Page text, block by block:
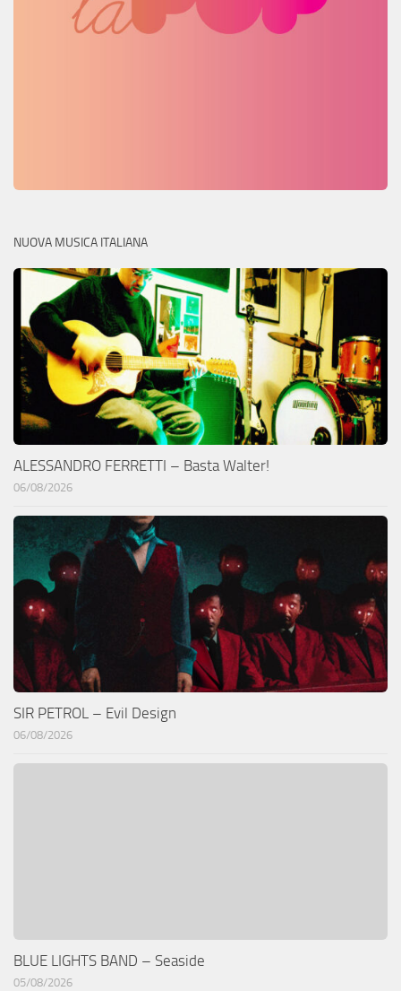
NUOVA MUSICA ITALIANA
ALESSANDRO FERRETTI – Basta Walter!
06/08/2026
SIR PETROL – Evil Design
06/08/2026
BLUE LIGHTS BAND – Seaside
05/08/2026